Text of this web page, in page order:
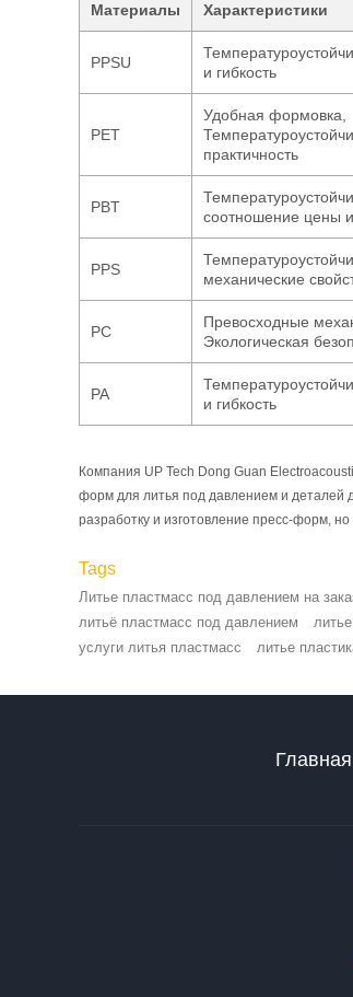
Материалы Характеристики
PPSU
и гибкость
PET
Удобная формовка,
практичность
PBT
соотношение цены и
PPS
механические
PC
Превосходные
Экологическая
PA
и гибкость
Компания UP Tech Dong Guan
форм для литья под давлением и деталей
разработку и изготовление пресс-форм,
Tags
Литье пластмасс под давлением на
литьё пластмасс под давлением
услуги литья пластмасс
литье
Главная